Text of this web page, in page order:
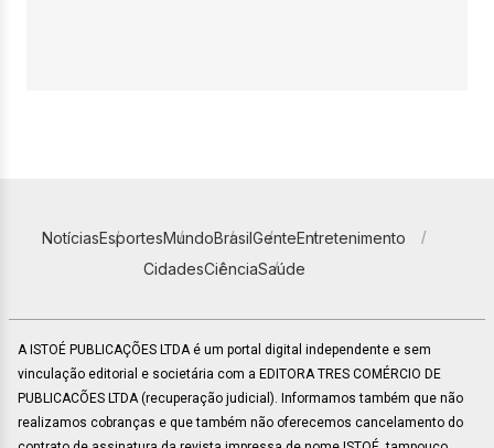
NotíciasEsportesMundoBrasilGenteEntretenimento
CidadesCiênciaSaúde
A ISTOÉ PUBLICAÇÕES LTDA é um portal digital independente e sem
vinculação editorial e societária com a EDITORA TRES COMÉRCIO DE
PUBLICACÕES LTDA (recuperação judicial). Informamos também que não
realizamos cobranças e que também não oferecemos cancelamento do